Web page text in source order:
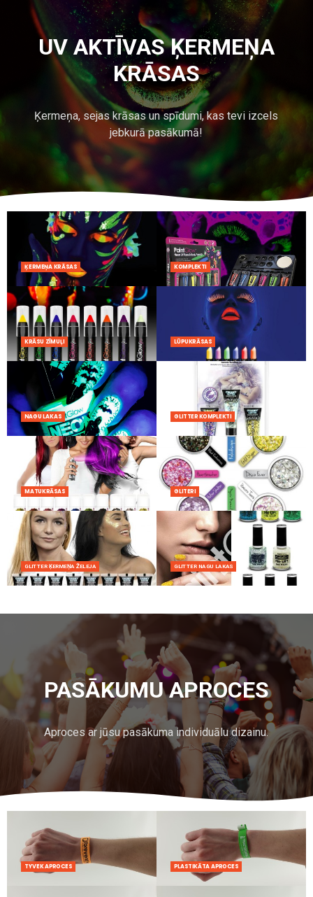
UV AKTĪVAS ĶERMEŅA
KRĀSAS
Ķermeņa, sejas krāsas un spīdumi, kas tevi izcels
jebkurā pasākumā!
ĶERMEŅA KRĀSAS
KRĀSU ZĪMUĻI
KOMPLEKTI
LŪPUKRĀSAS
NAGU LAKAS
MATUKRĀSAS
GLITTER KOMPLEKTI
GLITERI
GLITTER ĶERMEŅA ŽELEJA GLITTER NAGU LAKAS
PASĀKUMU APROCES
Aproces ar jūsu pasākuma individuālu dizainu.
TYVEK APROCES PLASTIKĀTA APROCES